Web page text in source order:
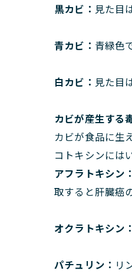
黒カビ： 見た目
青カビ： 青緑色
白カビ： 見た目
カビが産生する
カビが食品に生
コトキシンには
アフラトキシン：
取すると肝臓癌
オクラトキシン：
パチュリン： リ